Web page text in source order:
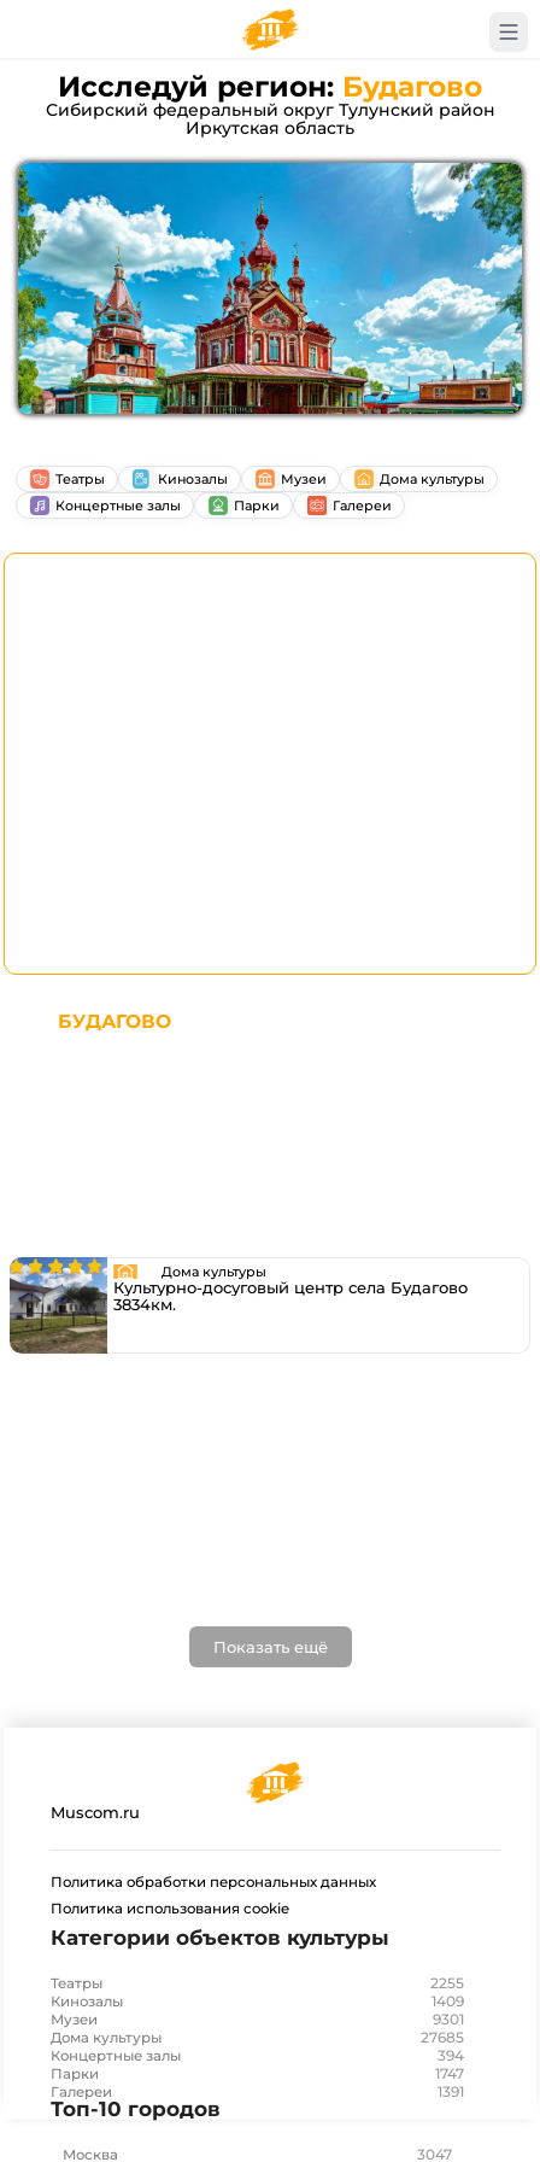
Исследуй регион: Будагово
Сибирский федеральный округ Тулунский район
Иркутская область
Театры Кинозалы Музеи
Дома культуры
Концертные залы
Парки Галереи
БУДАГОВО
Дома культуры
Культурно-досуговый центр села Будагово
3834км.
Показать ещё
Muscom.ru
Политика обработки персональных данных
Политика использования cookie
Категории объектов культуры
Театры 2255
Кинозалы 1409
Музеи 9301
Дома культуры 27685
Концертные залы 394
Парки 1747
Галереи 1391
Топ-10 городов
Москва 3047